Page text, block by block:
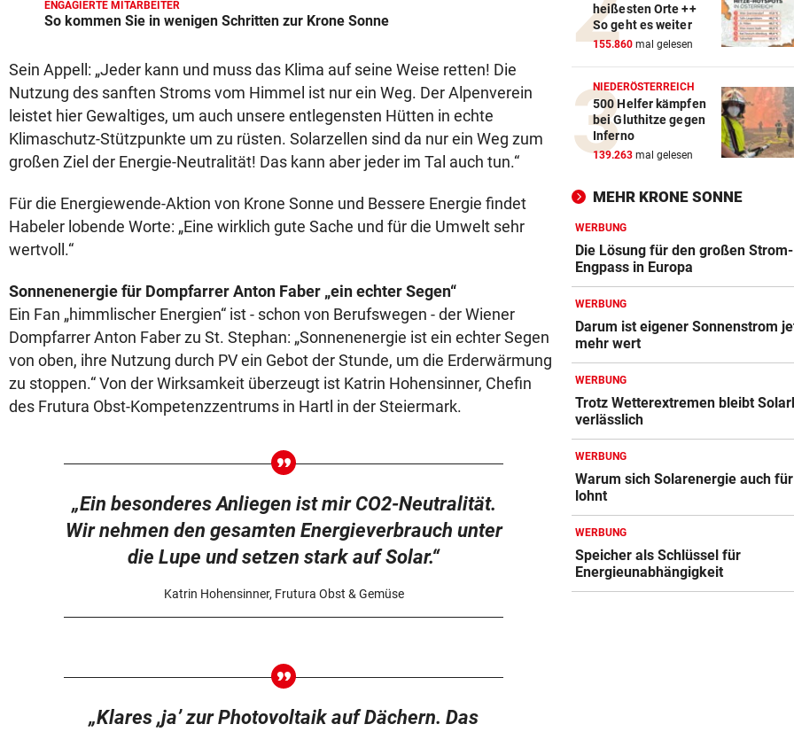
ENGAGIERTE MITARBEITER
So kommen Sie in wenigen Schritten zur Krone Sonne
Sein Appell: „Jeder kann und muss das Klima auf seine Weise retten! Die
Nutzung des sanften Stroms vom Himmel ist nur ein Weg. Der Alpenverein
leistet hier Gewaltiges, um auch unsere entlegensten Hütten in echte
Klimaschutz-Stützpunkte um zu rüsten. Solarzellen sind da nur ein Weg zum
großen Ziel der Energie-Neutralität! Das kann aber jeder im Tal auch tun.“
Für die Energiewende-Aktion von Krone Sonne und Bessere Energie findet
Habeler lobende Worte: „Eine wirklich gute Sache und für die Umwelt sehr
wertvoll.“
Sonnenenergie für Dompfarrer Anton Faber „ein echter Segen“
Ein Fan „himmlischer Energien“ ist - schon von Berufswegen - der Wiener
Dompfarrer Anton Faber zu St. Stephan: „Sonnenenergie ist ein echter Segen
von oben, ihre Nutzung durch PV ein Gebot der Stunde, um die Erderwärmung
zu stoppen.“ Von der Wirksamkeit überzeugt ist Katrin Hohensinner, Chefin
des Frutura Obst-Kompetenzzentrums in Hartl in der Steiermark.
„Ein besonderes Anliegen ist mir CO2-Neutralität.
Wir nehmen den gesamten Energieverbrauch unter
die Lupe und setzen stark auf Solar.“
Katrin Hohensinner, Frutura Obst & Gemüse
„Klares ,ja’ zur Photovoltaik auf Dächern. Das
Kammerer abgewiesen
Vermisste und zugelaufene
Vierbeiner
NACH OPERATION vor
Youngster Maxi Taucher
SCHÄDEN AUF FAHRBAHN
Spursperre! Hitze macht
Europabrücke zu schaffen
„NEUES KAPITEL“
Jolie-Bruder James Haven
sich als schwul
MINUS VON DREI PROZENT
Weniger Firmenpleiten im
Quartal 2026
Wie Benko gegen seinen
Gusenbauer austeilt
SOMMERCUP 2026
LIVE: Harder Handballfest mit
Kiel, Lemgo & Kriens
heißesten Orte ++
So geht es weiter
155.860 mal gelesen
NIEDERÖSTERREICH
500 Helfer kämpfen
bei Gluthitze gegen
Inferno
139.263 mal gelesen
MEHR KRONE SONNE
WERBUNG
Die Lösung für den großen Strom-
Engpass in Europa
WERBUNG
Darum ist eigener Sonnenstrom
mehr wert
WERBUNG
Trotz Wetterextremen bleibt
verlässlich
WERBUNG
Warum sich Solarenergie auch
lohnt
WERBUNG
Speicher als Schlüssel für
Energieunabhängigkeit